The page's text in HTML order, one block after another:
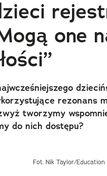
one
rezonans
tworzymy
do nich dostępu?
Fot. Nik Taylor/